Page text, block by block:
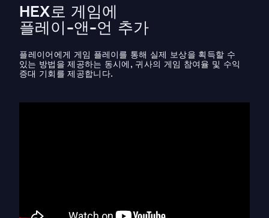
HEX로 게임에
플레이-앤-언 추가
플레이어에게 게임 플레이를 통해 실제 보상을 획득할 수
있는 방법을 제공하는 동시에, 귀사의 게임 참여율 및 수익
증대 기회를 제공합니다.